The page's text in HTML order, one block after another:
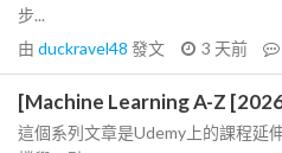
步...
由 duckravel48 發文 3 天前
[Machine Learning A-Z
這個系列文章是Udemy上的課程延